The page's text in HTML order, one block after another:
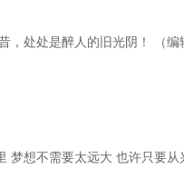
，处处是醉人的旧光阴！ （
梦想不需要太远大 也许只要